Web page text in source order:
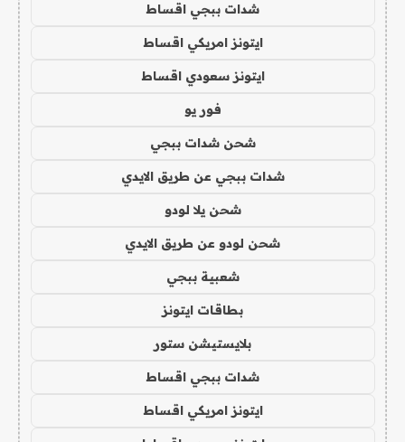
شدات ببجي اقساط
ايتونز امريكي اقساط
ايتونز سعودي اقساط
فور يو
شحن شدات ببجي
شدات ببجي عن طريق الايدي
شحن يلا لودو
شحن لودو عن طريق الايدي
شعبية ببجي
بطاقات ايتونز
بلايستيشن ستور
شدات ببجي اقساط
ايتونز امريكي اقساط